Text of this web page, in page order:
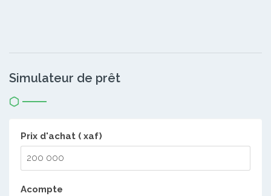
Simulateur de prêt
Prix d'achat ( xaf)
Acompte